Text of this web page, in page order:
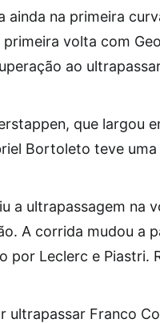
na primeira
volta com
ao
que largou
Bortoleto teve
a ultrapassagem na
A corrida mudou a
Leclerc e Piastri.
ultrapassar Franco